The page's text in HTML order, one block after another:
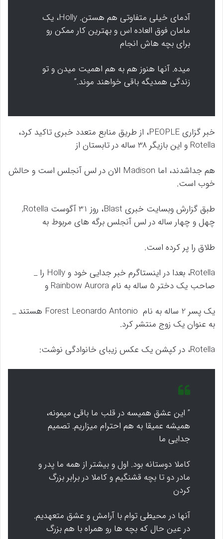
آدمای خیلی متفاوتی هم هستن. Holly، یک
مامان فوق العاده اس و بهترین کار ممکن رو
برای بچه هاش انجام
میده. آنها هنوز هم به هم اهمیت میدن و تو
زندگی همدیگه باقی خواهند موند.”
خبر گزاری PEOPLE، از طریق منابع متعدد خبری تاکید کرد،
Rotella و این بازیگر 38 ساله در تابستان از
هم جداشدند، اما Madison الان در لس آنجلس است و حالش
خوب است.
طبق گزارش وبسایت خبری Blast، روز 31 آگوست Rotella,
چهل و چهار ساله در لس آنجلس برگه های مربوط به
طلاق را پر کرده است.
Rotella، بعدا در اینستاگرم خبر جدایی خود و Holly را _
صاحب یک دختر 5 ساله به نام Rainbow Aurora و
یک پسر 2 ساله به نام Forest Leonardo Antonio هستند _
به عنوان یک زوج منتشر کرد.
Rotella، در کپشن یک عکس زیبای خانوادگی نوشت:
” این عشق همیسه در قلب ما باقی میمونه،
همیشه عمیقا به هم احترام میزاریم. تصمیم
جدایی ما
کاملا دوستانه بود. اول و بیشتر از همه ما پدر و
مادر دو تا بچه قشنگیم و کاملا در برابر بزرگ
کردن
آنها در محیطی توام با آرامش و عشق متعهدیم.
در عین حال که بچه ها رو همراه با هم بزرگ